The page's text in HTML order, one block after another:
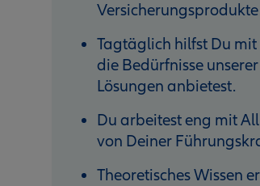
Tagtäglich hilfst Du
die Bedürfnisse
Lösungen anbietest.
Du arbeitest eng mit
von Deiner
Theoretisches Wissen